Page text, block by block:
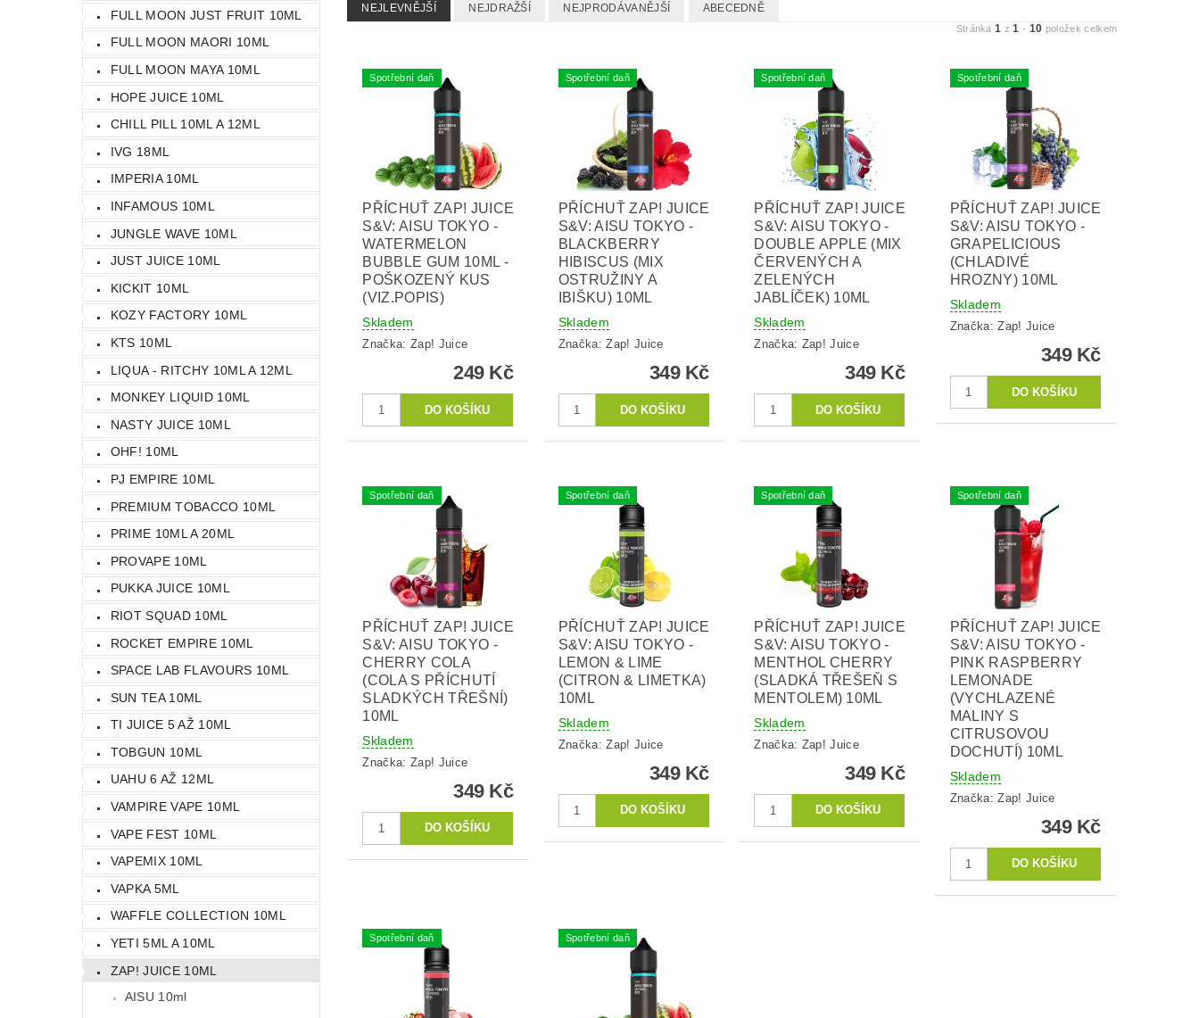
FULL MOON JUST FRUIT 10ML
FULL MOON MAORI 10ML
FULL MOON MAYA 10ML
HOPE JUICE 10ML
CHILL PILL 10ML A 12ML
IVG 18ML
IMPERIA 10ML
INFAMOUS 10ML
JUNGLE WAVE 10ML
JUST JUICE 10ML
KICKIT 10ML
KOZY FACTORY 10ML
KTS 10ML
LIQUA - RITCHY 10ML A 12ML
MONKEY LIQUID 10ML
NASTY JUICE 10ML
OHF! 10ML
PJ EMPIRE 10ML
PREMIUM TOBACCO 10ML
PRIME 10ML A 20ML
PROVAPE 10ML
PUKKA JUICE 10ML
RIOT SQUAD 10ML
ROCKET EMPIRE 10ML
SPACE LAB FLAVOURS 10ML
SUN TEA 10ML
TI JUICE 5 AŽ 10ML
TOBGUN 10ML
UAHU 6 AŽ 12ML
VAMPIRE VAPE 10ML
VAPE FEST 10ML
VAPEMIX 10ML
VAPKA 5ML
WAFFLE COLLECTION 10ML
YETI 5ML A 10ML
ZAP! JUICE 10ML
AISU 10ml
NEJLEVNĚJŠÍ NEJDRAŽŠÍ NEJPRODÁVANĚJŠÍ ABECEDNĚ
Stránka1 z1 - 10 položek celkem
Spotřební daň
PŘÍCHUŤ ZAP! JUICE
S&V: AISU TOKYO -
WATERMELON
BUBBLE GUM 10ML -
POŠKOZENÝ KUS
(VIZ.POPIS)
Skladem
Značka: Zap! Juice
249 Kč
Spotřební daň
PŘÍCHUŤ ZAP! JUICE
S&V: AISU TOKYO -
BLACKBERRY
HIBISCUS (MIX
OSTRUŽINY A
IBIŠKU) 10ML
Skladem
Značka:Zap! Juice
349 Kč
Spotřební daň
PŘÍCHUŤ ZAP! JUICE
S&V: AISU TOKYO -
DOUBLE APPLE (MIX
ČERVENÝCH A
ZELENÝCH
JABLÍČEK) 10ML
Skladem
Značka: Zap! Juice
349 Kč
Spotřební daň
PŘÍCHUŤ ZAP! JUICE
S&V: AISU TOKYO -
GRAPELICIOUS
(CHLADIVÉ
HROZNY) 10ML
Skladem
Značka:Zap! Juice
349 Kč
Spotřební daň
PŘÍCHUŤ ZAP! JUICE
S&V: AISU TOKYO -
CHERRY COLA
(COLA S PŘÍCHUTÍ
SLADKÝCH TŘEŠNÍ)
10ML
Skladem
Značka: Zap! Juice
349 Kč
Spotřební daň
PŘÍCHUŤ ZAP! JUICE
S&V: AISU TOKYO -
LEMON & LIME
(CITRON & LIMETKA)
10ML
Skladem
Značka:Zap! Juice
349 Kč
Spotřební daň
PŘÍCHUŤ ZAP! JUICE
S&V: AISU TOKYO -
MENTHOL CHERRY
(SLADKÁ TŘEŠEŇ S
MENTOLEM) 10ML
Skladem
Značka: Zap! Juice
349 Kč
Spotřební daň
PŘÍCHUŤ ZAP! JUICE
S&V: AISU TOKYO -
PINK RASPBERRY
LEMONADE
(VYCHLAZENÉ
MALINY S
CITRUSOVOU
DOCHUTÍ) 10ML
Skladem
Značka:Zap! Juice
349 Kč
Spotřební daň Spotřební daň